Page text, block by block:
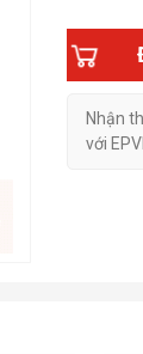
Nhận
với